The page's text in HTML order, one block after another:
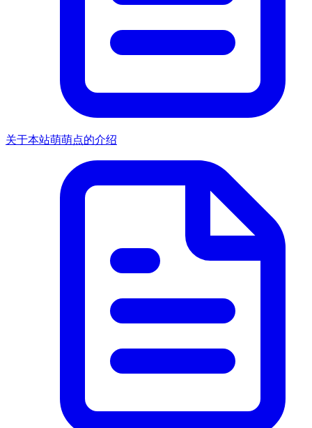
关于本站萌萌点的介绍